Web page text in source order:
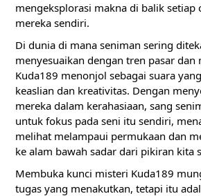
mengeksplorasi makna di balik setiap
mereka sendiri.
Di dunia di mana seniman sering
menyesuaikan dengan tren pasar dan
Kuda189 menonjol sebagai suara
keaslian dan kreativitas. Dengan
mereka dalam kerahasiaan, sang
untuk fokus pada seni itu sendiri,
melihat melampaui permukaan dan
ke alam bawah sadar dari pikiran kita
Membuka kunci misteri Kuda189
tugas yang menakutkan, tetapi itu